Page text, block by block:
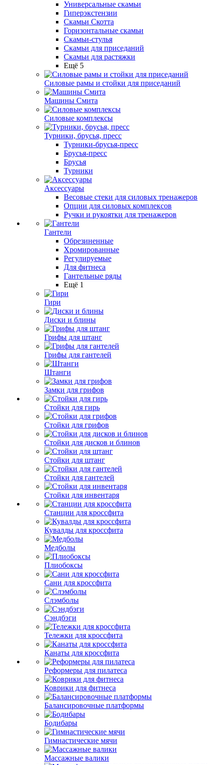
Универсальные скамьи
Гиперэкстензии
Скамьи Скотта
Горизонтальные скамьи
Скамьи-стулья
Скамьи для приседаний
Скамьи для растяжки
Ещё 5
Силовые рамы и стойки для приседаний
Машины Смита
Силовые комплексы
Турники, брусья, пресс
Турники-брусья-пресс
Брусья-пресс
Брусья
Турники
Аксессуары
Весовые стеки для силовых тренажеров
Опции для силовых комплексов
Ручки и рукоятки для тренажеров
Гантели
Обрезиненные
Хромированные
Регулируемые
Для фитнеса
Гантельные ряды
Ещё 1
Гири
Диски и блины
Грифы для штанг
Грифы для гантелей
Штанги
Замки для грифов
Стойки для гирь
Стойки для грифов
Стойки для дисков и блинов
Стойки для штанг
Стойки для гантелей
Стойки для инвентаря
Станции для кроссфита
Кувалды для кроссфита
Медболы
Плиобоксы
Сани для кроссфита
Слэмболы
Сэндбэги
Тележки для кроссфита
Канаты для кроссфита
Реформеры для пилатеса
Коврики для фитнеса
Балансировочные платформы
Бодибары
Гимнастические мячи
Массажные валики